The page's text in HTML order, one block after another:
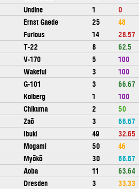
Undine 1
0
Ernst Gaede 25
48
Furious 14
28.57
T-22 8
62.5
V-170 5
100
Wakeful 3
100
G-101 3
66.67
Kolberg 1
100
Chikuma 2
50
Zaō 3
66.67
Ibuki 49
32.65
Mogami 50
46
Myōkō 30
66.67
Aoba 11
63.64
Dresden 3
33.33